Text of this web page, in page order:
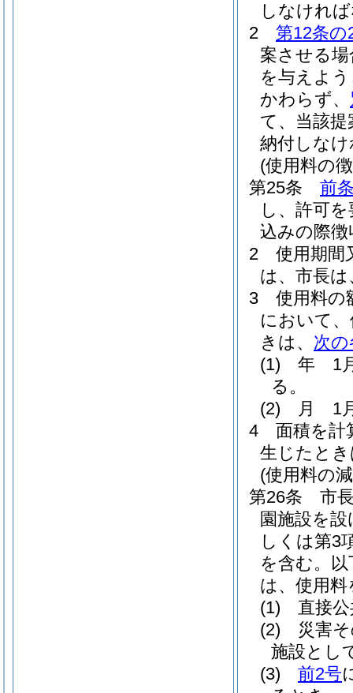
しなけれ
2
第12条の
案させる
を与えよ
かわらず、
て、当該
納付しな
(使用料の
第25条
前
し、許可
込みの際
2
使用期間
は、市長
3
使用料の
において
きは、 次
(1)
年 1
る。
(2)
月 1
4
面積を計
生じたと
(使用料の
第26条
市
園施設を
しくは第3
を含む。
は、使用
(1)
直接
(2)
災害
施設とし
(3)
前2号